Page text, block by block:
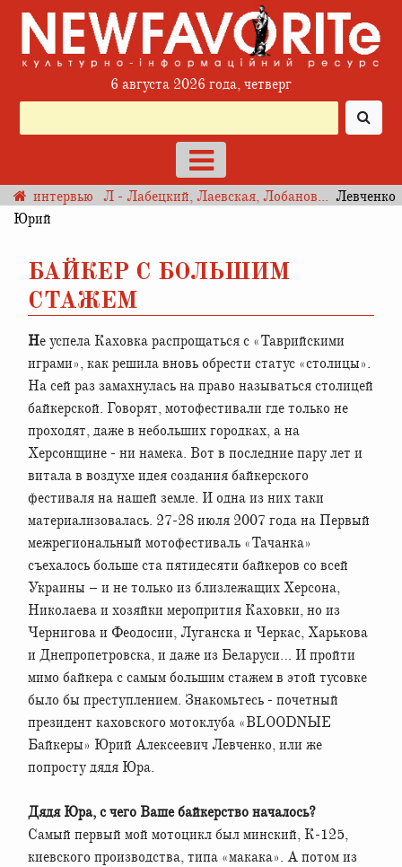
6 августа 2026 года, четверг
интервью Л - Лабецкий, Лаевская, Лобанов... Левченко
Юрий
БАЙКЕР С БОЛЬШИМ
СТАЖЕМ
Не успела Каховка распрощаться с «Таврийскими
играми», как решила вновь обрести статус «столицы».
На сей раз замахнулась на право называться столицей
байкерской. Говорят, мотофестивали где только не
проходят, даже в небольших городках, а на
Херсонщине - ни намека. Вот в последние пару лет и
витала в воздухе идея создания байкерского
фестиваля на нашей земле. И одна из них таки
материализовалась. 27-28 июля 2007 года на Первый
межрегиональный мотофестиваль «Тачанка»
съехалось больше ста пятидесяти байкеров со всей
Украины – и не только из близлежащих Херсона,
Николаева и хозяйки меропрития Каховки, но из
Чернигова и Феодосии, Луганска и Черкас, Харькова
и Днепропетровска, и даже из Беларуси… И пройти
мимо байкера с самым большим стажем в этой тусовке
было бы преступлением. Знакомьтесь - почетный
президент каховского мотоклуба «BLOODNЫЕ
Байкеры» Юрий Алексеевич Левченко, или же
попросту дядя Юра.
Дядя Юра, с чего Ваше байкерство началось?
Самый первый мой мотоцикл был минский, К-125,
киевского производства, типа «макака». А потом из